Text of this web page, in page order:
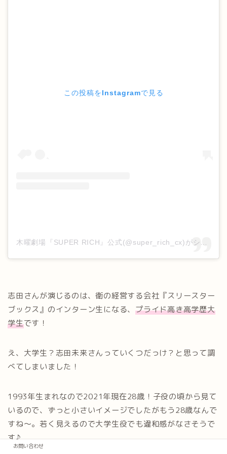
この投稿をInstagramで見る
志田さんが演じるのは、衛の経営する会社『スリースター
ブックス』のインターン生になる、プライド高き高学歴大
学生です！
え、大学生？志田未来さんっていくつだっけ？と思って調
べてしまいました！
1993年生まれなので2021年現在28歳！子役の頃から見て
いるので、ずっと小さいイメージでしたがもう28歳なんで
すね～。若く見えるので大学生役でも違和感がなさそうで
す♪
お問い合わせ